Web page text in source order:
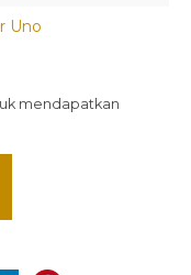
Uno
mendapatkan